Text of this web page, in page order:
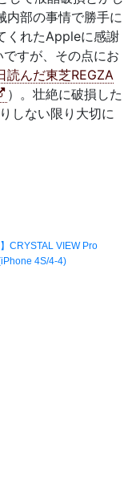
内部の事情で勝手に
くれたAppleに感謝
すが、その点にお
読んだ東芝REGZA
）。壮絶に破損した
しない限り大切に